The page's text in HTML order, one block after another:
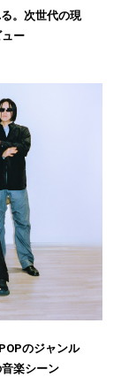
。次世代の現
ー
のジャンル
楽シーン